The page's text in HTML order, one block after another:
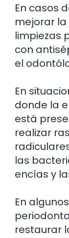
En casos
mejorar la
limpiezas
con
el
En
donde la
está
realizar
las
encías y
En
restaurar